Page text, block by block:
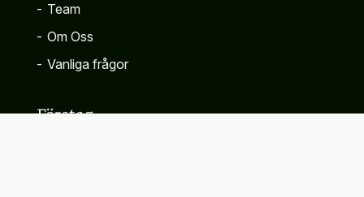
- Team
- Om Oss
- Vanliga frågor
Företag